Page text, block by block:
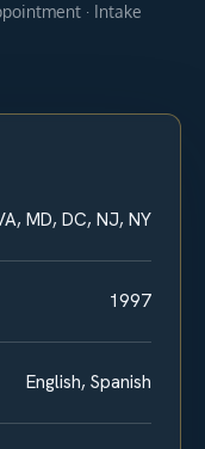
· Intake
MD, DC, NJ, NY
1997
English, Spanish